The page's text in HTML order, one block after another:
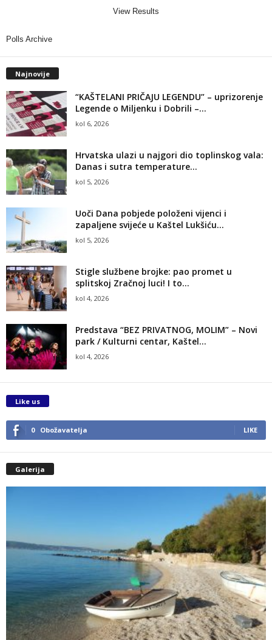
View Results
Polls Archive
Najnovije
“KAŠTELANI PRIČAJU LEGENDU” – uprizorenje
Legende o Miljenku i Dobrili –...
kol 6, 2026
Hrvatska ulazi u najgori dio toplinskog vala:
Danas i sutra temperature...
kol 5, 2026
Uoči Dana pobjede položeni vijenci i
zapaljene svijeće u Kaštel Lukšiću...
kol 5, 2026
Stigle službene brojke: pao promet u
splitskoj Zračnoj luci! I to...
kol 4, 2026
Predstava “BEZ PRIVATNOG, MOLIM” – Novi
park / Kulturni centar, Kaštel...
kol 4, 2026
Like us
0 Obožavatelja LIKE
Galerija